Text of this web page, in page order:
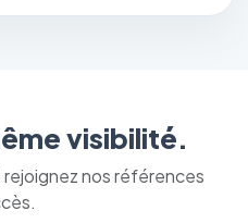
visibilité.
nos références